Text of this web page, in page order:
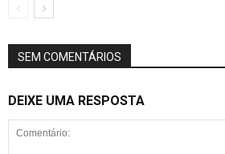
SEM COMENTÁRIOS
DEIXE UMA RESPOSTA